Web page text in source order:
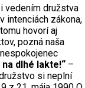
vedením družstva
intenciách zákona,
hovorí aj
pozná naša
dlhé lakte!“ –
si neplní